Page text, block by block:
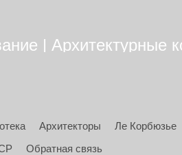
| Архитектурные
Архитекторы Ле Корбюзье
Обратная связь